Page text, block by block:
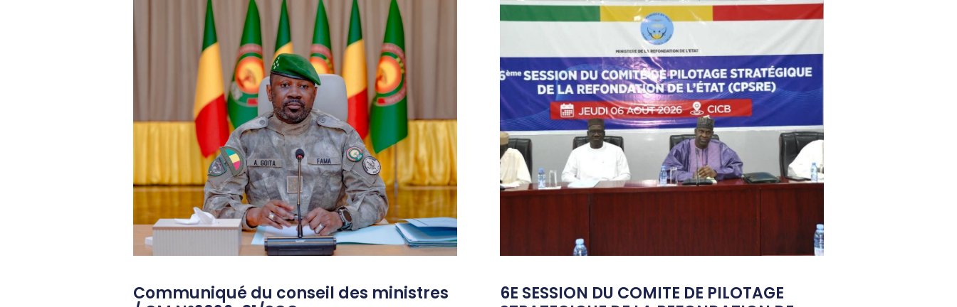
Communiqué du conseil des ministres
6E SESSION DU COMITE DE PILOTAGE